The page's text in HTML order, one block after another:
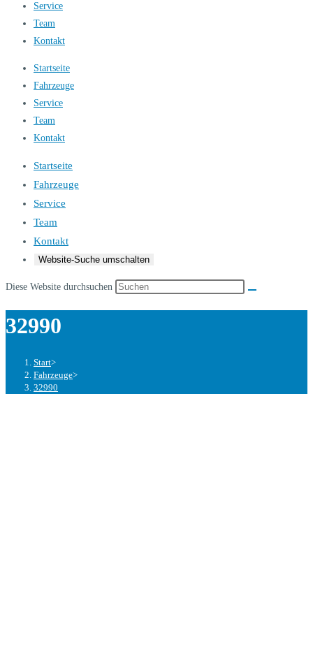
Service
Team
Kontakt
Startseite
Fahrzeuge
Service
Team
Kontakt
Startseite
Fahrzeuge
Service
Team
Kontakt
Website-Suche umschalten
Diese Website durchsuchen
32990
Start>
Fahrzeuge>
32990